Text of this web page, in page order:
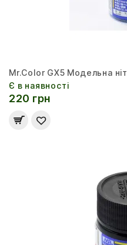
Mr.Color GX5 Модельна
Є в наявності
220 грн